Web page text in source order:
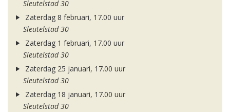
Sleutelstad 30
Zaterdag 8 februari, 17.00 uur
Sleutelstad 30
Zaterdag 1 februari, 17.00 uur
Sleutelstad 30
Zaterdag 25 januari, 17.00 uur
Sleutelstad 30
Zaterdag 18 januari, 17.00 uur
Sleutelstad 30